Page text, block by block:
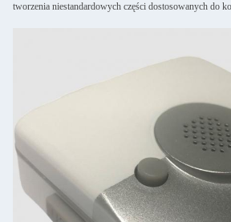
tworzenia niestandardowych części dostosowanych do